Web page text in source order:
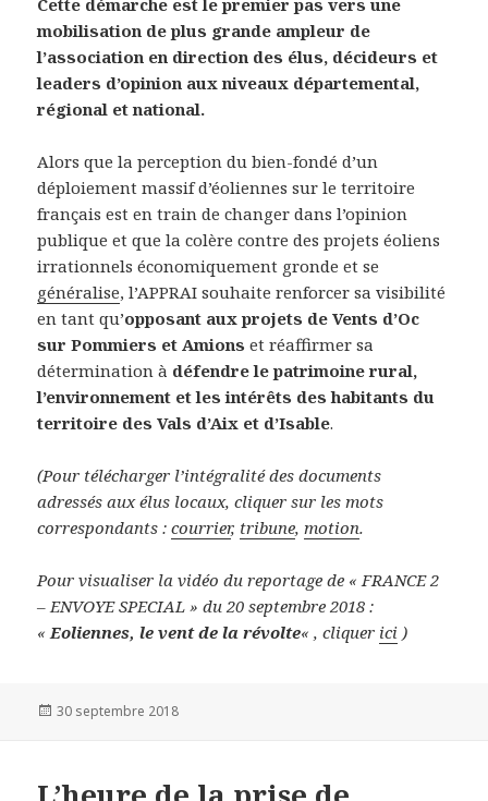
Cette démarche est le premier pas vers une
mobilisation de plus grande ampleur de
l’association en direction des élus, décideurs et
leaders d’opinion aux niveaux départemental,
régional et national.
Alors que la perception du bien-fondé d’un
déploiement massif d’éoliennes sur le territoire
français est en train de changer dans l’opinion
publique et que la colère contre des projets éoliens
irrationnels économiquement gronde et se
généralise, l’APPRAI souhaite renforcer sa visibilité
en tant qu’opposant aux projets de Vents d’Oc
sur Pommiers et Amions et réaffirmer sa
détermination à défendre le patrimoine rural,
l’environnement et les intérêts des habitants du
territoire des Vals d’Aix et d’Isable.
(Pour télécharger l’intégralité des documents
adressés aux élus locaux, cliquer sur les mots
correspondants :courrier, tribune,motion.
Pour visualiser la vidéo du reportage de « FRANCE 2
– ENVOYE SPECIAL » du 20 septembre 2018 :
«Eoliennes, le vent de la révolte« , cliquer ici )
Publié
30 septembre 2018